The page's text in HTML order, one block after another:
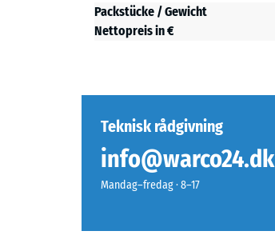
Packstücke / Gewicht
Nettopreis in €
Teknisk rådgivning
info@warco24.dk
Mandag–fredag · 8–17